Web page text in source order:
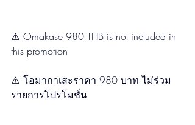
⚠️ Omakase 980 THB is not included in
this promotion
⚠️ โอมากาเสะราคา 980 บาท ไม่ร่วม
รายการโปรโมชั่น